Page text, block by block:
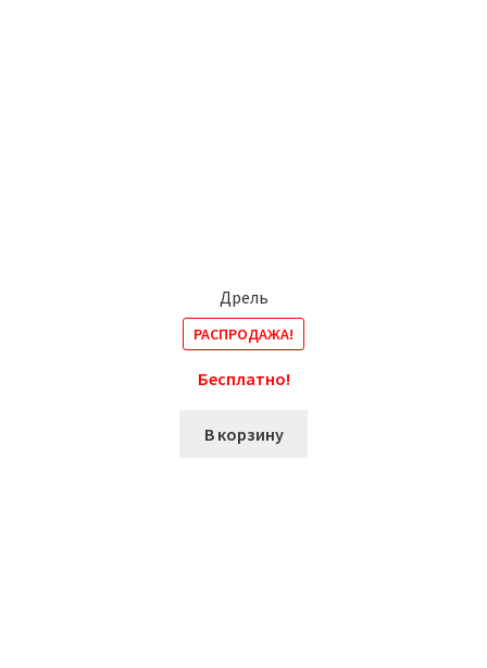
Дрель
РАСПРОДАЖА!
Бесплатно!
В корзину